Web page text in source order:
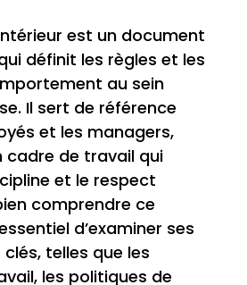
est un document
définit les règles et les
au sein
Il sert de référence
et les managers,
cadre de travail qui
et le respect
comprendre ce
d’examiner ses
telles que les
les politiques de